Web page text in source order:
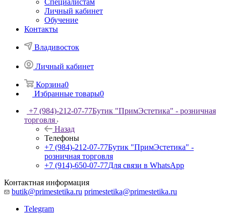
Специалистам
Личный кабинет
Обучение
Контакты
Владивосток
Личный кабинет
Корзина0
Избранные товары0
+7 (984)-212-07-77Бутик "ПримЭстетика" - розничная
торговля
Назад
Телефоны
+7 (984)-212-07-77Бутик "ПримЭстетика" -
розничная торговля
+7 (914)-650-07-77Для связи в WhatsApp
Контактная информация
butik@primestetika.ru primestetika@primestetika.ru
Telegram